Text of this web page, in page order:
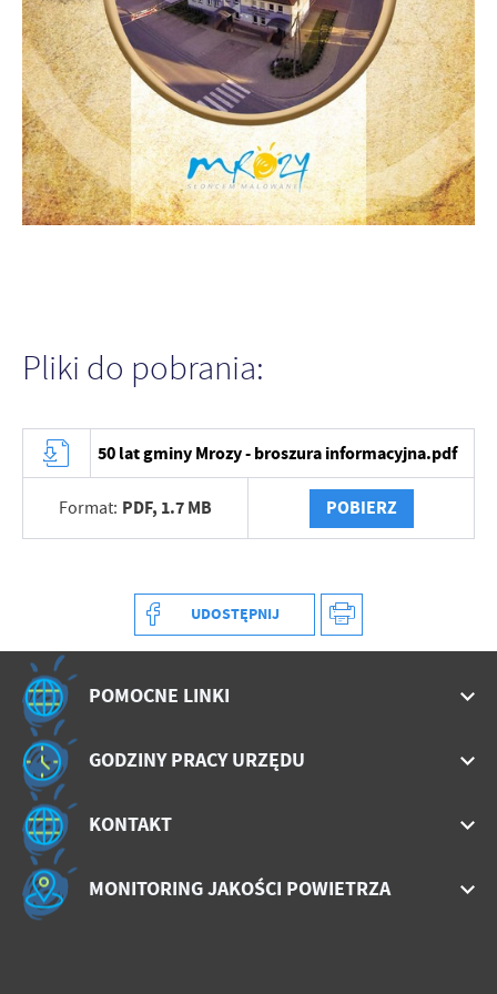
Pliki do pobrania:
50 lat gminy Mrozy - broszura informacyjna.pdf
Format: PDF, 1.7 MB POBIERZ
UDOSTĘPNIJ
POMOCNE LINKI
GODZINY PRACY URZĘDU
KONTAKT
MONITORING JAKOŚCI POWIETRZA
treści w postaci wiadomości, ofert, komunikatów mediów
społecznościowych.